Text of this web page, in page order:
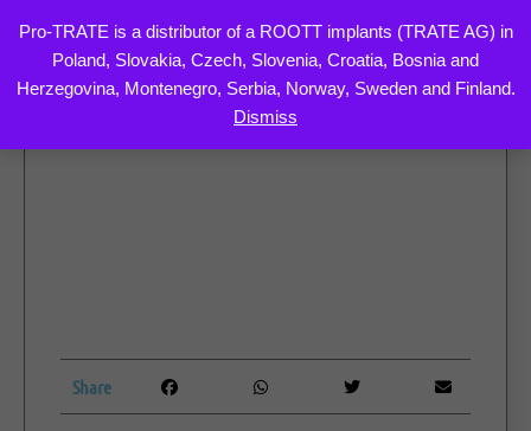
Pro-TRATE is a distributor of a ROOTT implants (TRATE AG) in
Poland, Slovakia, Czech, Slovenia, Croatia, Bosnia and
Herzegovina, Montenegro, Serbia, Norway, Sweden and Finland.
Dismiss
to
Share